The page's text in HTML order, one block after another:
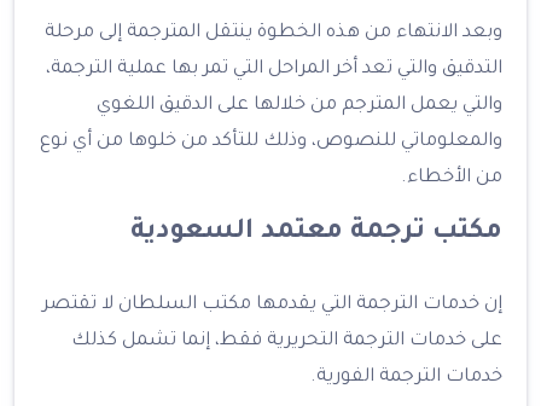
وبعد الانتهاء من هذه الخطوة ينتقل المترجمة إلى مرحلة
التدقيق والتي تعد أخر المراحل التي تمر بها عملية الترجمة،
والتي يعمل المترجم من خلالها على الدقيق اللغوي
والمعلوماتي للنصوص، وذلك للتأكد من خلوها من أي نوع
من الأخطاء.
مكتب ترجمة معتمد السعودية
إن خدمات الترجمة التي يقدمها مكتب السلطان لا تقتصر
على خدمات الترجمة التحريرية فقط، إنما تشمل كذلك
خدمات الترجمة الفورية.